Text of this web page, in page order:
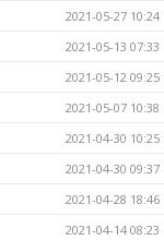
2021-05-27 10:24
2021-05-13 07:33
2021-05-12 09:25
2021-05-07 10:38
2021-04-30 10:25
2021-04-30 09:37
2021-04-28 18:46
2021-04-14 08:23